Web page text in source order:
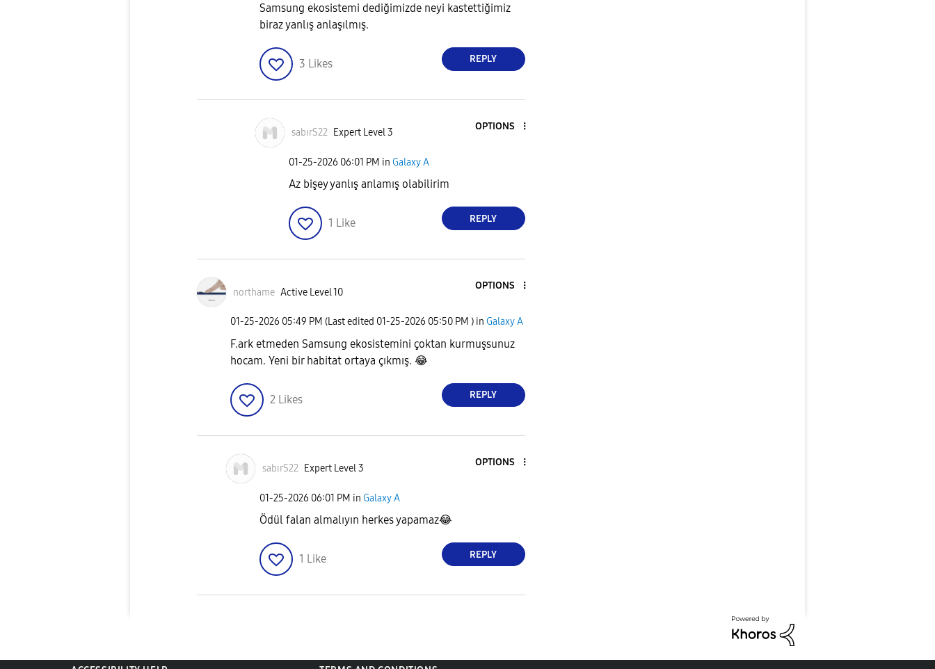
Samsung ekosistemi dediğimizde neyi kastettiğimiz
biraz yanlış anlaşılmış.
3 Likes REPLY
sabırS22 Expert Level 3
OPTIONS
‎01-25-2026 06:01 PM in Galaxy A
Az bişey yanlış anlamış olabilirim
1 Like REPLY
northame Active Level 10
OPTIONS
‎01-25-2026 05:49 PM (Last edited ‎01-25-2026 05:50 PM ) in Galaxy A
F.ark etmeden Samsung ekosistemini çoktan kurmuşsunuz
hocam. Yeni bir habitat ortaya çıkmış. 😂
2 Likes REPLY
sabırS22 Expert Level 3
OPTIONS
‎01-25-2026 06:01 PM in Galaxy A
Ödül falan almalıyın herkes yapamaz😂
1 Like REPLY